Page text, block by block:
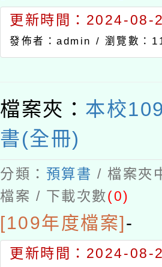
更新時間：2024-08-
發佈者：admin / 瀏覽數：
檔案夾： 本校
書(全冊)
分類： 預算書 / 檔案夾
檔案 / 下載次數(0)
[109年度檔案]-
更新時間：2024-08-